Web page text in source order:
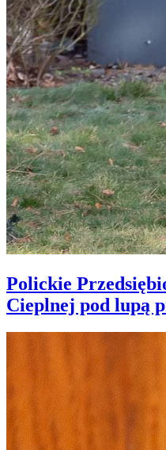
Polickie
Cieplnej pod lupą